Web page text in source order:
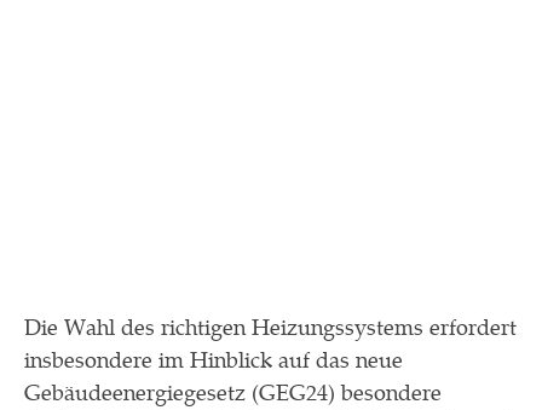
Die Wahl des richtigen Heizungssystems erfordert
insbesondere im Hinblick auf das neue
Gebäudeenergiegesetz (GEG24) besondere